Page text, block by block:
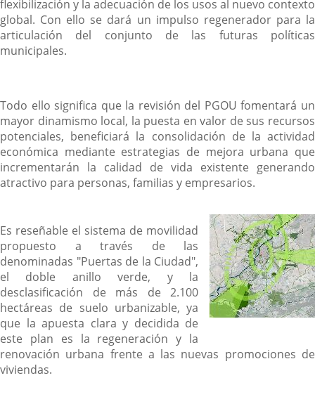
flexibilización y la adecuación de los usos al nuevo contexto
global. Con ello se dará un impulso regenerador para la
articulación del conjunto de las futuras políticas
municipales.
Todo ello significa que la revisión del PGOU fomentará un
mayor dinamismo local, la puesta en valor de sus recursos
potenciales, beneficiará la consolidación de la actividad
económica mediante estrategias de mejora urbana que
incrementarán la calidad de vida existente generando
atractivo para personas, familias y empresarios.
Es reseñable el sistema de movilidad
propuesto a través de las
denominadas "Puertas de la Ciudad",
el doble anillo verde, y la
desclasificación de más de 2.100
hectáreas de suelo urbanizable, ya
que la apuesta clara y decidida de
este plan es la regeneración y la
renovación urbana frente a las nuevas promociones de
viviendas.